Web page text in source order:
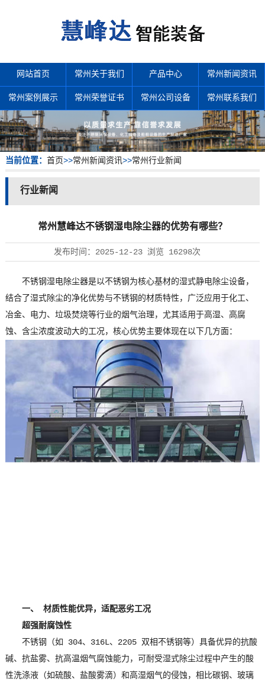
网站首页 常州关于我们 产品中心 常州新闻资讯
常州案例展示 常州荣誉证书 常州公司设备 常州联系我们
当前位置： 首页>>常州新闻资讯>>常州行业新闻
行业新闻
常州慧峰达不锈钢湿电除尘器的优势有哪些？
发布时间： 2025-12-23浏览 16298次
不锈钢湿电除尘器是以不锈钢为核心基材的湿式静电除尘设备，
结合了湿式除尘的净化优势与不锈钢的材质特性，广泛应用于化工、
冶金、电力、垃圾焚烧等行业的烟气治理，尤其适用于高湿、高腐
蚀、含尘浓度波动大的工况，核心优势主要体现在以下几方面：
一、 材质性能优异，适配恶劣工况
超强耐腐蚀性
不锈钢（如 304、316L、2205 双相不锈钢等）具备优异的抗酸
碱、抗盐雾、抗高温烟气腐蚀能力，可耐受湿式除尘过程中产生的酸
性洗涤液（如硫酸、盐酸雾滴）和高湿烟气的侵蚀，相比碳钢、玻璃